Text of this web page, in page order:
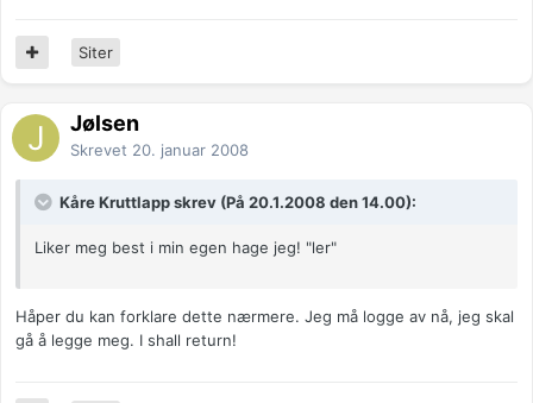
Siter
Jølsen
Skrevet 20. januar 2008
Kåre Kruttlapp skrev (På 20.1.2008 den 14.00):
Liker meg best i min egen hage jeg! "ler"
Håper du kan forklare dette nærmere. Jeg må logge av nå, jeg skal
gå å legge meg. I shall return!